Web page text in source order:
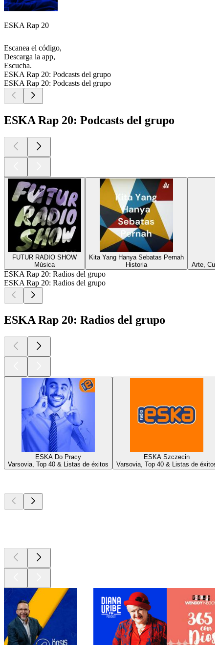
ESKA Rap 20
Escanea el código,
Descarga la app,
Escucha.
ESKA Rap 20: Podcasts del grupo
ESKA Rap 20: Podcasts del grupo
ESKA Rap 20: Podcasts del grupo
FUTUR RADIO SHOW
Música
Kita Yang Hanya Sebatas Pernah
Historia
Arte,
ESKA Rap 20: Radios del grupo
ESKA Rap 20: Radios del grupo
ESKA Rap 20: Radios del grupo
ESKA Do Pracy
Varsovia, Top 40 & Listas de éxitos
ESKA Szczecin
Varsovia, Top 40 & Listas de éxitos